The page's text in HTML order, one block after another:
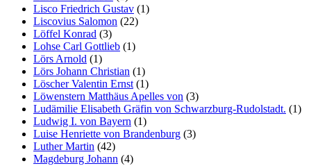
Lisco Friedrich Gustav (1)
Liscovius Salomon (22)
Löffel Konrad (3)
Lohse Carl Gottlieb (1)
Lörs Arnold (1)
Lörs Johann Christian (1)
Löscher Valentin Ernst (1)
Löwenstern Matthäus Apelles von (3)
Ludämilie Elisabeth Gräfin von Schwarzburg-Rudolstadt. (1)
Ludwig I. von Bayern (1)
Luise Henriette von Brandenburg (3)
Luther Martin (42)
Magdeburg Johann (4)